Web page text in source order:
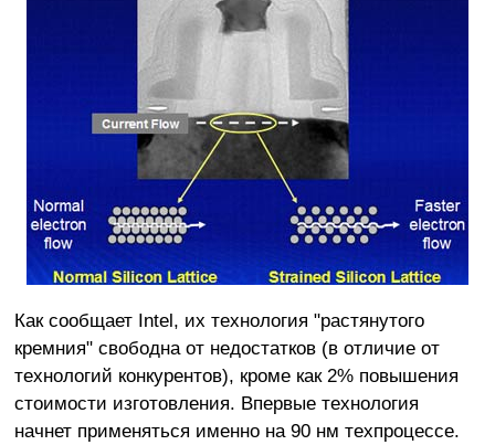
Как сообщает Intel, их технология "растянутого
кремния" свободна от недостатков (в отличие от
технологий конкурентов), кроме как 2% повышения
стоимости изготовления. Впервые технология
начнет применяться именно на 90 нм техпроцессе.